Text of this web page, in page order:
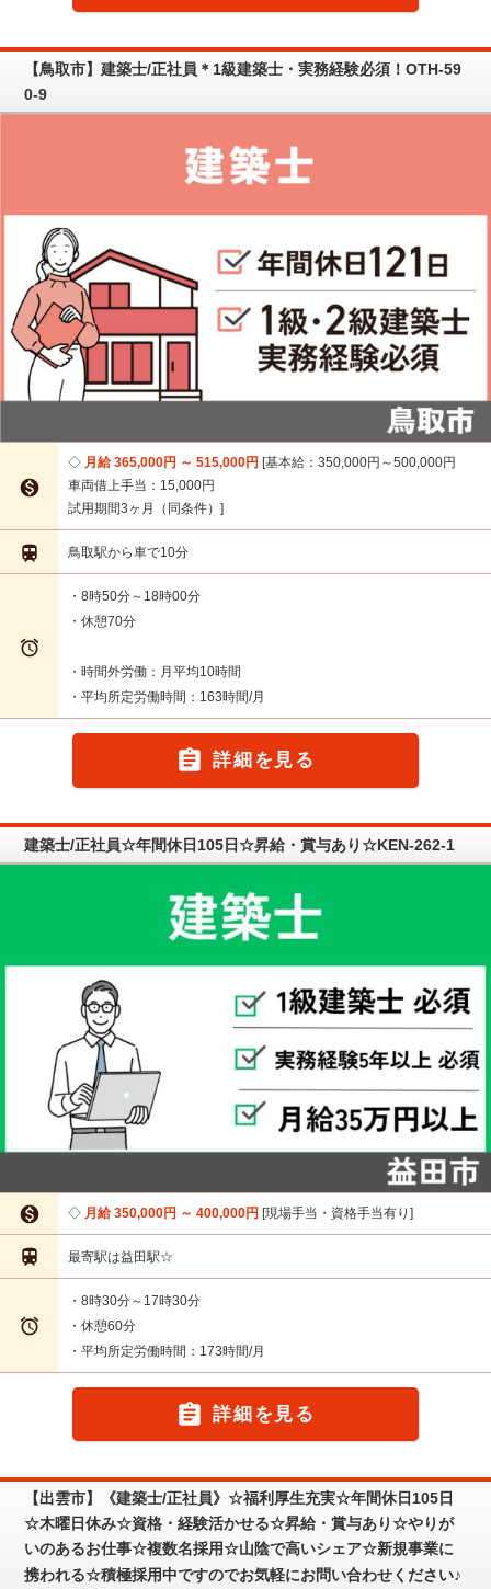
【鳥取市】建築士/正社員＊1級建築士・実務経験必須！OTH-59
0-9

月給 365,000円 ～ 515,000円 基本給：350,000円～500,000円
車両借上手当：15,000円
試用期間3ヶ月（同条件）
 鳥取駅から車で10分

・8時50分～18時00分
・休憩70分
・時間外労働：月平均10時間
・平均所定労働時間：163時間/月
 詳細を見る
建築士/正社員☆年間休日105日☆昇給・賞与あり☆KEN-262-1
 月給 350,000円 ～ 400,000円 現場手当・資格手当有り
 最寄駅は益田駅☆

・8時30分～17時30分
・休憩60分
・平均所定労働時間：173時間/月
 詳細を見る
【出雲市】《建築士/正社員》☆福利厚生充実☆年間休日105日
☆木曜日休み☆資格・経験活かせる☆昇給・賞与あり☆やりが
いのあるお仕事☆複数名採用☆山陰で高いシェア☆新規事業に
携われる☆積極採用中ですのでお気軽にお問い合わせください♪